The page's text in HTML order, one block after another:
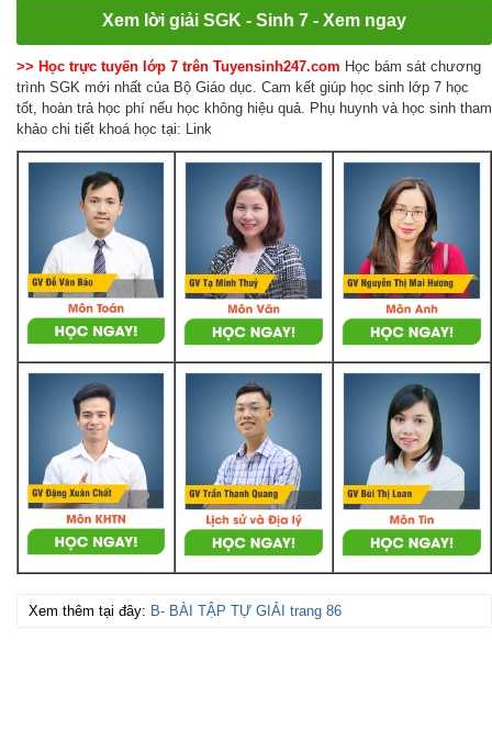
Xem lời giải SGK - Sinh 7 - Xem ngay
>> Học trực tuyến lớp 7 trên Tuyensinh247.com Học bám sát chương
trình SGK mới nhất của Bộ Giáo dục. Cam kết giúp học sinh lớp 7 học
tốt, hoàn trả học phí nếu học không hiệu quả. Phụ huynh và học sinh tham
khảo chi tiết khoá học tại: Link
Xem thêm tại đây: B- BÀI TẬP TỰ GIẢI trang 86